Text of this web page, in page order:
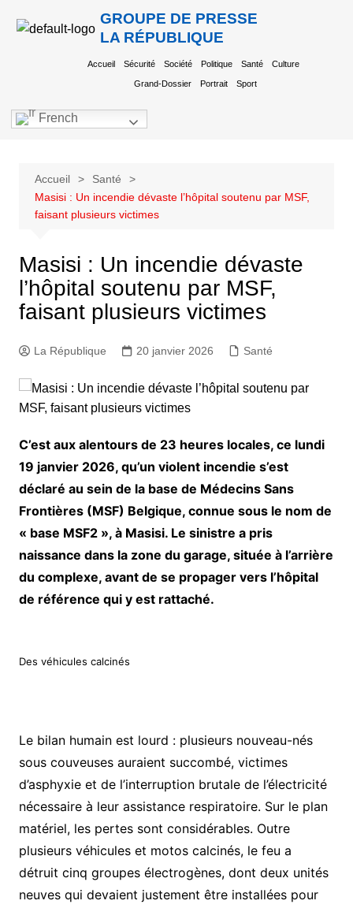
GROUPE DE PRESSE
LA RÉPUBLIQUE
Accueil Sécurité Société Politique Santé Culture
Grand-Dossier Portrait Sport
French
Accueil
Santé
Masisi : Un incendie dévaste l’hôpital soutenu par MSF,
faisant plusieurs victimes
Masisi : Un incendie dévaste
l’hôpital soutenu par MSF,
faisant plusieurs victimes
La République 20 janvier 2026 Santé
C’est aux alentours de 23 heures locales, ce lundi
19 janvier 2026, qu’un violent incendie s’est
déclaré au sein de la base de Médecins Sans
Frontières (MSF) Belgique, connue sous le nom de
« base MSF2 », à Masisi. Le sinistre a pris
naissance dans la zone du garage, située à l’arrière
du complexe, avant de se propager vers l’hôpital
de référence qui y est rattaché.
Des véhicules calcinés
Le bilan humain est lourd : plusieurs nouveau-nés
sous couveuses auraient succombé, victimes
d’asphyxie et de l’interruption brutale de l’électricité
nécessaire à leur assistance respiratoire. Sur le plan
matériel, les pertes sont considérables. Outre
plusieurs véhicules et motos calcinés, le feu a
détruit cinq groupes électrogènes, dont deux unités
neuves qui devaient justement être installées pour